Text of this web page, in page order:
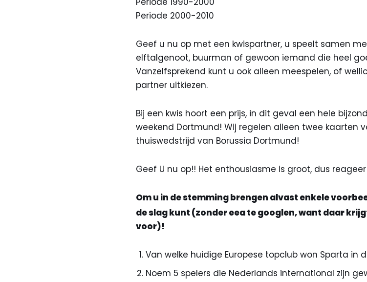
Periode 2000-2010
Geef u nu op met een kwispartner, u speelt samen
elftalgenoot, buurman of gewoon iemand die heel
Vanzelfsprekend kunt u ook alleen meespelen, of
partner uitkiezen.
Bij een kwis hoort een prijs, in dit geval een hele
weekend Dortmund! Wij regelen alleen twee kaarten
thuiswedstrijd van Borussia Dortmund!
Geef U nu op!! Het enthousiasme is groot, dus
Om u in de stemming brengen alvast enkele
de slag kunt (zonder eea te googlen, want daar krijgt
voor)!
Van welke huidige Europese topclub won Sparta in
Noem 5 spelers die Nederlands international zijn